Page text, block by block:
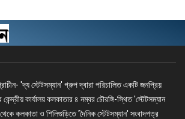
'দ্য স্টেটসম্যান' গ্রুপ দ্বারা পরিচালিত একটি জনপ্রিয়
কার্যালয় কলকাতার ৪ নম্বর চৌরঙ্গি-স্থিত 'স্টেটসম্যান
কলকাতা ও শিলিগুড়িতে 'দৈনিক স্টেটসম্যান' সংবাদপত্র